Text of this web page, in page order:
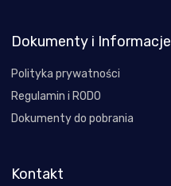
Dokumenty i Informacje
Polityka prywatności
Regulamin i RODO
Dokumenty do pobrania
Kontakt